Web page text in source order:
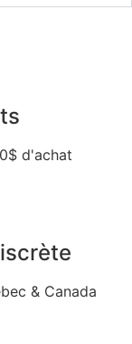
d'achat
& Canada